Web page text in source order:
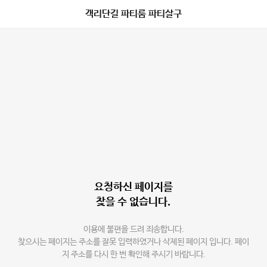
객리단길 파티룸 파티살구
요청하신 페이지를
찾을 수 없습니다.
이용에 불편을 드려 죄송합니다.
찾으시는 페이지는 주소를 잘못 입력하였거나 삭제된 페이지 입니다. 페이
지 주소를 다시 한 번 확인해 주시기 바랍니다.